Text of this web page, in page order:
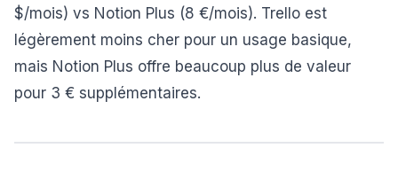
$/mois) vs Notion Plus (8 €/mois). Trello est
légèrement moins cher pour un usage basique,
mais Notion Plus offre beaucoup plus de valeur
pour 3 € supplémentaires.